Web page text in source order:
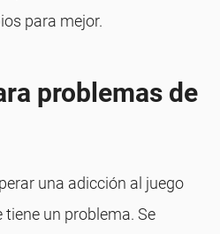
para mejor.
problemas de
una adicción al juego
tiene un problema. Se